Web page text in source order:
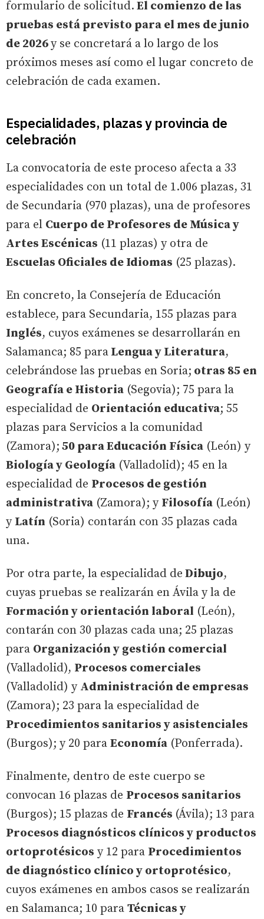
formulario de solicitud. El comienzo de las
pruebas está previsto para el mes de junio
de 2026y se concretará a lo largo de los
próximos meses así como el lugar concreto de
celebración de cada examen.
Especialidades, plazas y provincia de
celebración
La convocatoria de este proceso afecta a 33
especialidades con un total de 1.006 plazas, 31
de Secundaria (970 plazas), una de profesores
para el Cuerpo de Profesores de Música y
Artes Escénicas (11 plazas) y otra de
Escuelas Oficiales de Idiomas (25 plazas).
En concreto, la Consejería de Educación
establece, para Secundaria, 155 plazas para
Inglés, cuyos exámenes se desarrollarán en
Salamanca; 85 para Lengua y Literatura,
celebrándose las pruebas en Soria; otras 85 en
Geografía e Historia (Segovia); 75 para la
especialidad de Orientación educativa; 55
plazas para Servicios a la comunidad
(Zamora); 50 para Educación Física (León) y
Biología y Geología (Valladolid); 45 en la
especialidad de Procesos de gestión
administrativa (Zamora); y Filosofía (León)
y Latín (Soria) contarán con 35 plazas cada
una.
Por otra parte, la especialidad de Dibujo,
cuyas pruebas se realizarán en Ávila y la de
Formación y orientación laboral (León),
contarán con 30 plazas cada una; 25 plazas
para Organización y gestión comercial
(Valladolid), Procesos comerciales
(Valladolid) y Administración de empresas
(Zamora); 23 para la especialidad de
Procedimientos sanitarios y asistenciales
(Burgos); y 20 para Economía (Ponferrada).
Finalmente, dentro de este cuerpo se
convocan 16 plazas de Procesos sanitarios
(Burgos); 15 plazas de Francés (Ávila); 13 para
Procesos diagnósticos clínicos y productos
ortoprotésicos y 12 para Procedimientos
de diagnóstico clínico y ortoprotésico,
cuyos exámenes en ambos casos se realizarán
en Salamanca; 10 para Técnicas y